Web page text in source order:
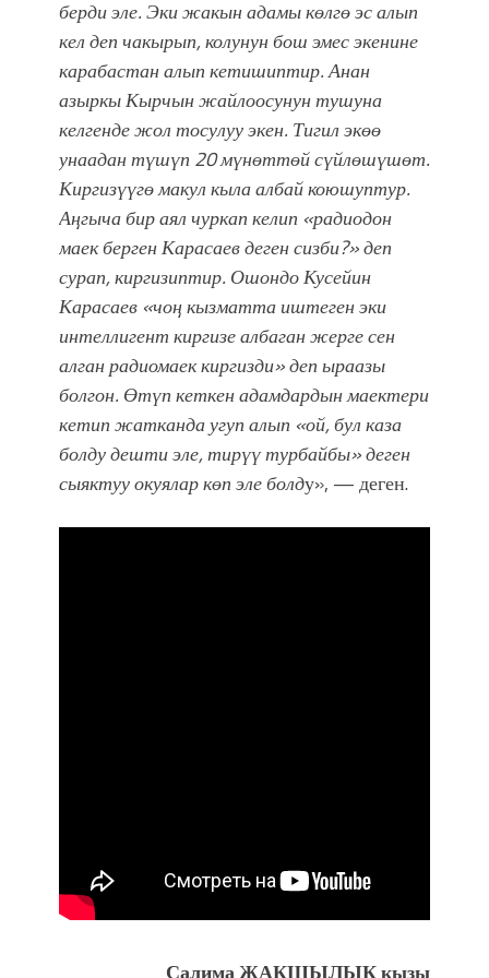
берди эле. Эки жакын адамы көлгө эс алып
кел деп чакырып, колунун бош эмес экенине
карабастан алып кетишиптир. Анан
азыркы Кырчын жайлоосунун тушуна
келгенде жол тосулуу экен. Тигил экөө
унаадан түшүп 20 мүнөттөй сүйлөшүшөт.
Киргизүүгө макул кыла албай коюшуптур.
Аңгыча бир аял чуркап келип «радиодон
маек берген Карасаев деген сизби?» деп
сурап, киргизиптир. Ошондо Кусейин
Карасаев «чоң кызматта иштеген эки
интеллигент киргизе албаган жерге сен
алган радиомаек киргизди» деп ыраазы
болгон. Өтүп кеткен адамдардын маектери
кетип жатканда угуп алып «ой, бул каза
болду дешти эле, тирүү турбайбы» деген
сыяктуу окуялар көп эле болду», — деген.